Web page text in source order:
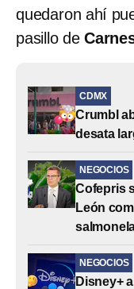
quedaron ahí
pasillo de
CDMX
Crumbl
desata
NEGOCIOS
Cofepris
León
NEGOCIOS
Disney+